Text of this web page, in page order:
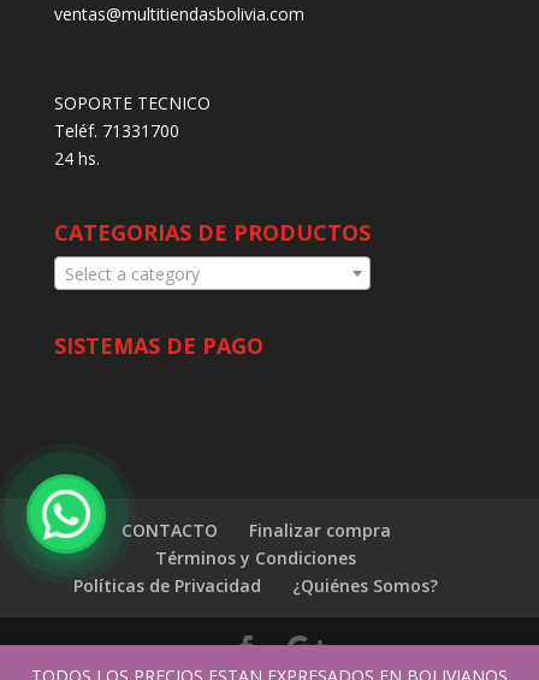
ventas@multitiendasbolivia.com
SOPORTE TECNICO
Teléf. 71331700
24 hs.
CATEGORIAS DE PRODUCTOS
Select a category
SISTEMAS DE PAGO
CONTACTO
Finalizar compra
Términos y Condiciones
Políticas de Privacidad
¿Quiénes Somos?